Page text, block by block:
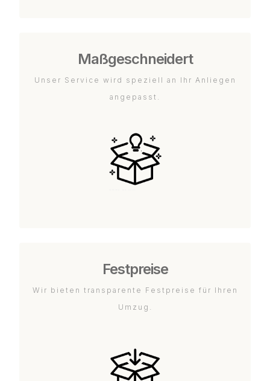
Maßgeschneidert
Unser Service wird speziell an Ihr Anliegen
angepasst.
Festpreise
Wir bieten transparente Festpreise für Ihren
Umzug.